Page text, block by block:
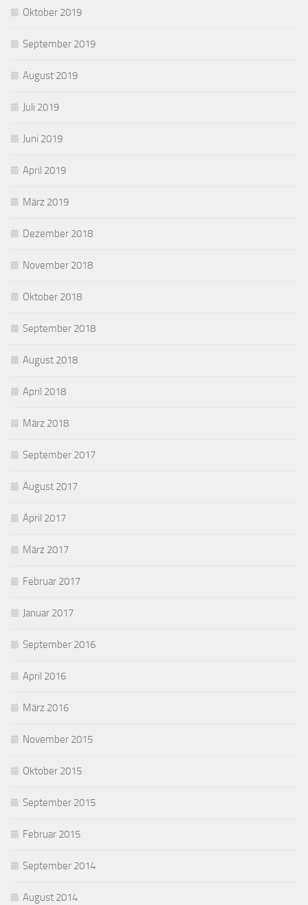
Oktober 2019
September 2019
August 2019
Juli 2019
Juni 2019
April 2019
März 2019
Dezember 2018
November 2018
Oktober 2018
September 2018
August 2018
April 2018
März 2018
September 2017
August 2017
April 2017
März 2017
Februar 2017
Januar 2017
September 2016
April 2016
März 2016
November 2015
Oktober 2015
September 2015
Februar 2015
September 2014
August 2014